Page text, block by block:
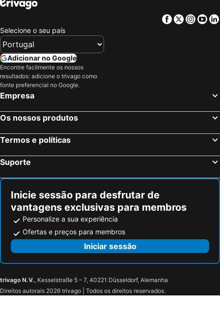
Facebook
Twitter
Selecione o seu país
Adicionar no Google
Encontre facilmente os nossos
resultados: adicione o trivago como
fonte preferencial no Google.
Empresa
Os nossos produtos
Termos e políticas
Suporte
Inicie sessão para desfrutar de
vantagens exclusivas para membros
Personalize a sua experiência
Ofertas e preços para membros
Iniciar sessão
trivago N.V., Kesselstraße 5 – 7, 40221 Düsseldorf, Alemanha
Direitos autorais 2026 trivago | Todos os direitos reservados.